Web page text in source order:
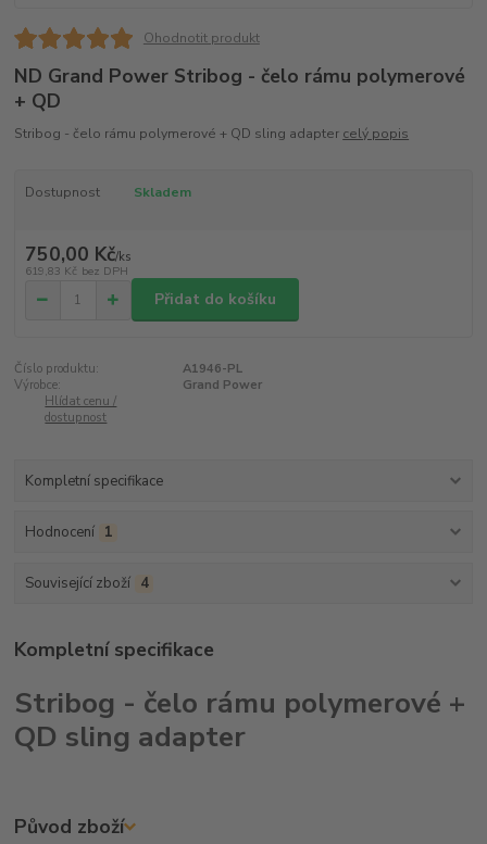
Ohodnotit produkt
ND Grand Power Stribog - čelo rámu polymerové
+ QD
Stribog - čelo rámu polymerové + QD sling adapter celý popis
Dostupnost Skladem
750,00 Kč/ks
619,83 Kč bez DPH
Přidat do košíku
Číslo produktu:
A1946-PL
Výrobce:
Grand Power
Hlídat cenu /
dostupnost
Kompletní specifikace
Hodnocení 1
Související zboží 4
Kompletní specifikace
Stribog - čelo rámu polymerové +
QD sling adapter
Původ zboží